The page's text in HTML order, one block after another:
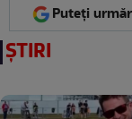
Puteți
ȘTIRI